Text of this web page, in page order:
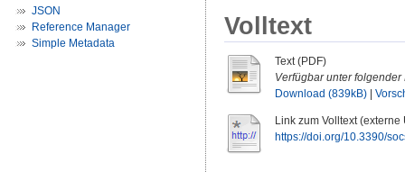
JSON
Reference Manager
Simple Metadata
Volltext
Text (PDF)
Verfügbar unter folgender
Download (839kB)
Link zum Volltext (externe
https://doi.org/10.3390/